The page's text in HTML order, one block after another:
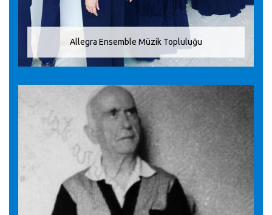
Allegra Ensemble Müzik Topluluğu